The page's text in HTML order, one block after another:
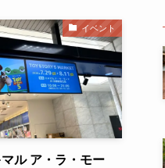
イベント
ル ア・ラ・モー